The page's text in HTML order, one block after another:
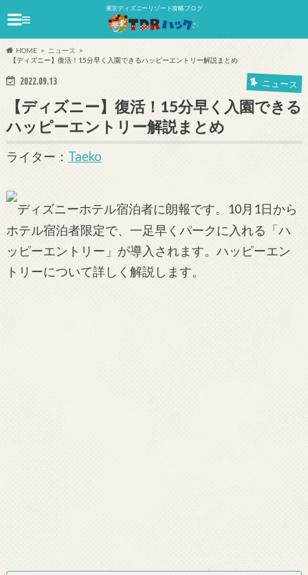
東京ディズニーリゾート攻略ブログ
≡
HOME
ニュース
【ディズニー】復活！15分早く入園できるハッピーエントリー解説まとめ
2022.09.13 ニュース
【ディズニー】復活！15分早く入園できる
ハッピーエントリー解説まとめ
ライター： Taeko
ディズニーホテル宿泊者に朗報です。10月1日から
ホテル宿泊者限定で、一足早くパークに入れる「ハ
ッピーエントリー」が導入されます。ハッピーエン
トリーについて詳しく解説します。